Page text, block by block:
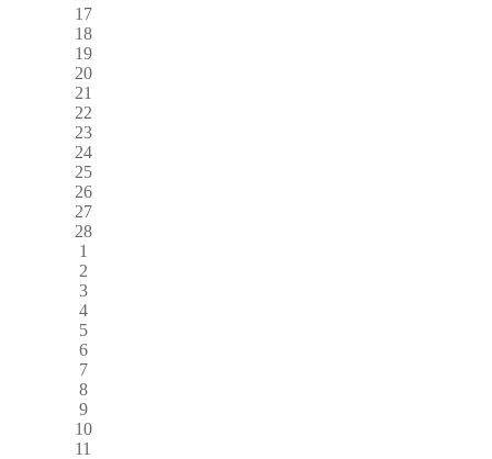
17
18
19
20
21
22
23
24
25
26
27
28
1
2
3
4
5
6
7
8
9
10
11